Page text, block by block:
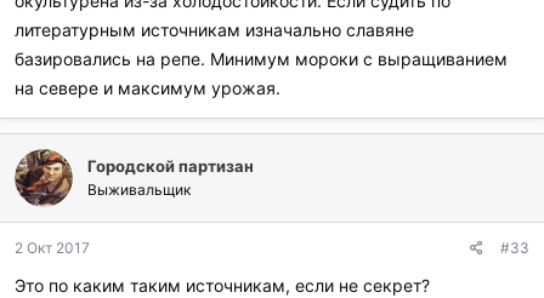
литературным источникам изначально славяне
базировались на репе. Минимум мороки с выращиванием
на севере и максимум урожая.
Городской партизан
Выживальщик
2 Окт 2017 #33
Это по каким таким источникам, если не секрет?